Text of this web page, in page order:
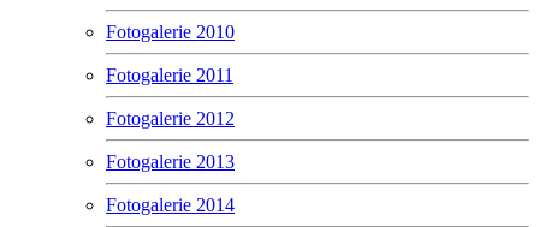
Fotogalerie 2010
Fotogalerie 2011
Fotogalerie 2012
Fotogalerie 2013
Fotogalerie 2014